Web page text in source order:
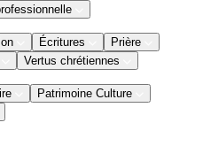
Écritures
Prière
Vertus chrétiennes
Patrimoine Culture